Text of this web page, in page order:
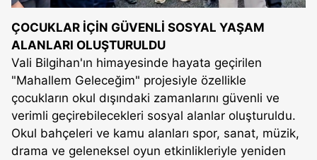
ÇOCUKLAR İÇİN GÜVENLİ SOSYAL YAŞAM
ALANLARI OLUŞTURULDU
Vali Bilgihan'ın himayesinde hayata geçirilen
"Mahallem Geleceğim" projesiyle özellikle
çocukların okul dışındaki zamanlarını güvenli ve
verimli geçirebilecekleri sosyal alanlar oluşturuldu.
Okul bahçeleri ve kamu alanları spor, sanat, müzik,
drama ve geleneksel oyun etkinlikleriyle yeniden